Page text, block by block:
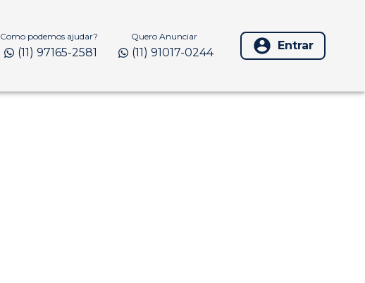
Como podemos ajudar?
(11) 97165-2581
Quero Anunciar
(11) 91017-0244 Entrar